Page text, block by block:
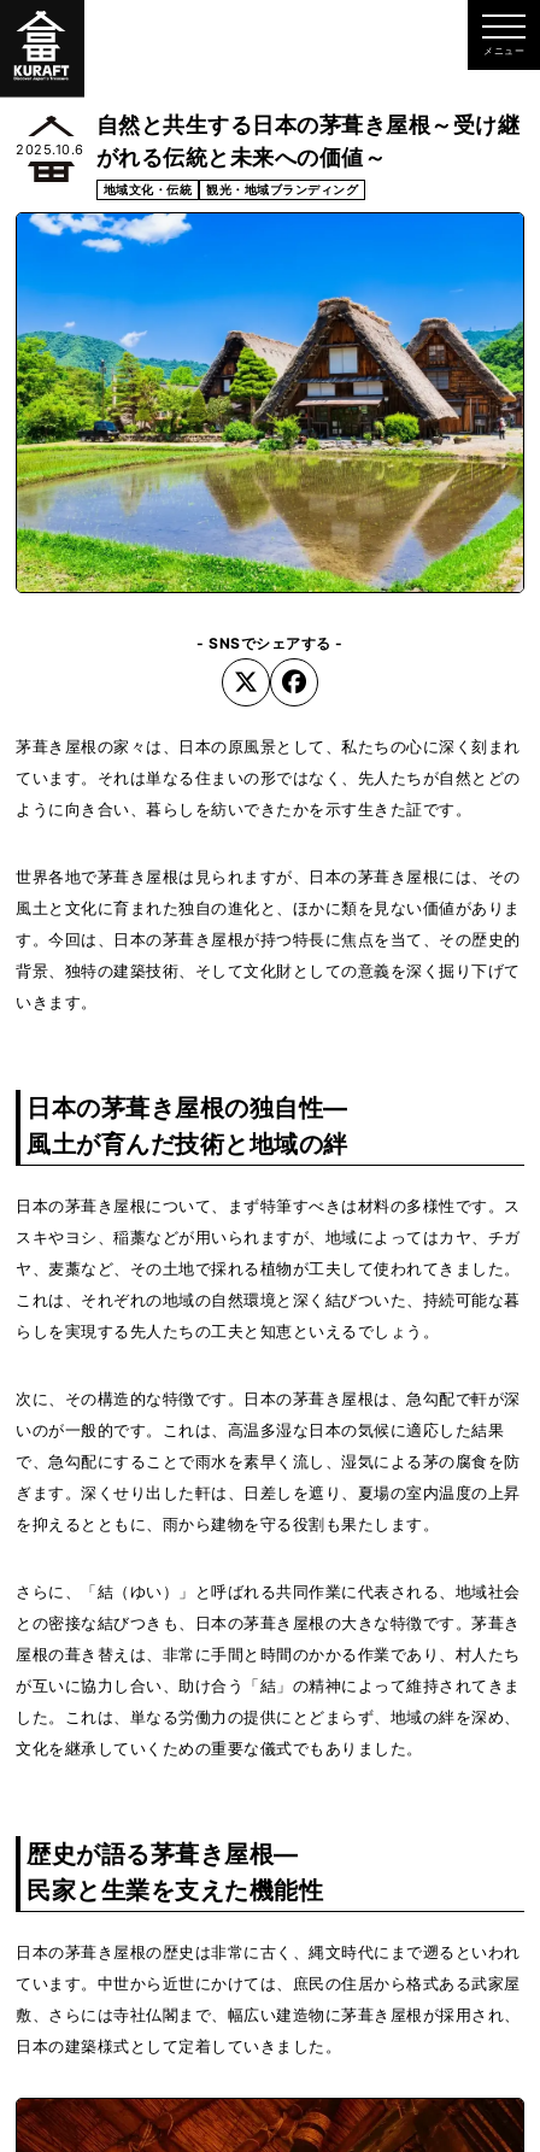
2025.10.6
自然と共生する日本の茅葺き屋根～受け継
がれる伝統と未来への価値～
地域文化・伝統 観光・地域ブランディング
- SNSでシェアする -
茅葺き屋根の家々は、日本の原風景として、私たちの心に深く刻まれ
ています。それは単なる住まいの形ではなく、先人たちが自然とどの
ように向き合い、暮らしを紡いできたかを示す生きた証です。
世界各地で茅葺き屋根は見られますが、日本の茅葺き屋根には、その
風土と文化に育まれた独自の進化と、ほかに類を見ない価値がありま
す。今回は、日本の茅葺き屋根が持つ特長に焦点を当て、その歴史的
背景、独特の建築技術、そして文化財としての意義を深く掘り下げて
いきます。
日本の茅葺き屋根の独自性―
風土が育んだ技術と地域の絆
日本の茅葺き屋根について、まず特筆すべきは材料の多様性です。ス
スキやヨシ、稲藁などが用いられますが、地域によってはカヤ、チガ
ヤ、麦藁など、その土地で採れる植物が工夫して使われてきました。
これは、それぞれの地域の自然環境と深く結びついた、持続可能な暮
らしを実現する先人たちの工夫と知恵といえるでしょう。
次に、その構造的な特徴です。日本の茅葺き屋根は、急勾配で軒が深
いのが一般的です。これは、高温多湿な日本の気候に適応した結果
で、急勾配にすることで雨水を素早く流し、湿気による茅の腐食を防
ぎます。深くせり出した軒は、日差しを遮り、夏場の室内温度の上昇
を抑えるとともに、雨から建物を守る役割も果たします。
さらに、「結（ゆい）」と呼ばれる共同作業に代表される、地域社会
との密接な結びつきも、日本の茅葺き屋根の大きな特徴です。茅葺き
屋根の葺き替えは、非常に手間と時間のかかる作業であり、村人たち
が互いに協力し合い、助け合う「結」の精神によって維持されてきま
した。これは、単なる労働力の提供にとどまらず、地域の絆を深め、
文化を継承していくための重要な儀式でもありました。
歴史が語る茅葺き屋根—
民家と生業を支えた機能性
日本の茅葺き屋根の歴史は非常に古く、縄文時代にまで遡るといわれ
ています。中世から近世にかけては、庶民の住居から格式ある武家屋
敷、さらには寺社仏閣まで、幅広い建造物に茅葺き屋根が採用され、
日本の建築様式として定着していきました。